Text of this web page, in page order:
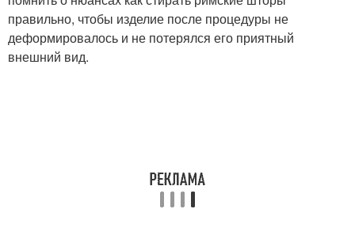
правильно, чтобы изделие после процедуры не
деформировалось и не потерялся его приятный
внешний вид.